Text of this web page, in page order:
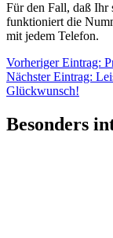
Für den Fall, daß Ihr
funktioniert die
mit jedem Telefon.
Vorheriger Eintrag:
Nächster Eintrag:
Glückwunsch!
Besonders